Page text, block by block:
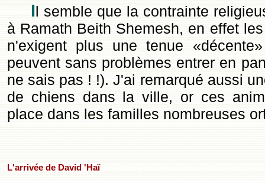
Il semble que la contrainte
à Ramath Beith Shemesh, en effet
n'exigent plus une tenue
peuvent sans problèmes entrer en
ne sais pas ! !). J'ai remarqué aussi
de chiens dans la ville, or ces
place dans les familles nombreuses
L'arrivée de David 'Haï